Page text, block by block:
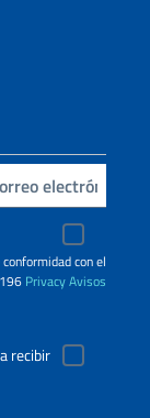
con el
PrivacyAvisos
recibir